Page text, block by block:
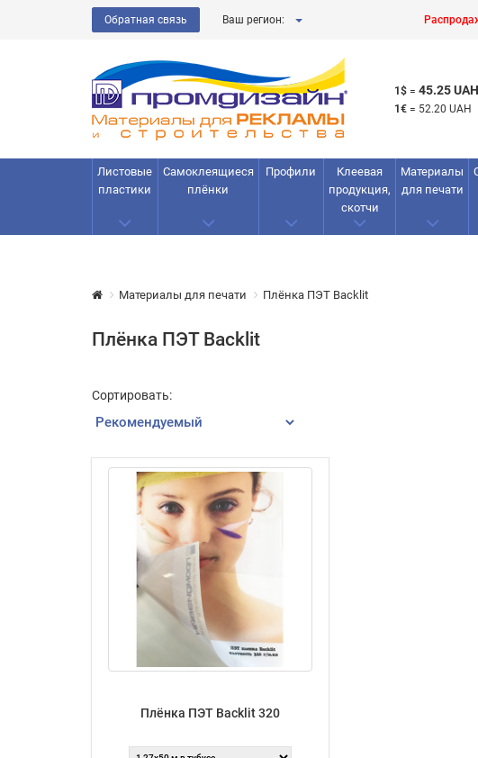
Обратная связь Ваш регион:
1$ = 45.25 UAH
1€ = 52.20 UAH
Листовые
пластики
Самоклеящиеся
плёнки
Профили
Клеевая
продукция,
скотчи
Материалы
для печати
Материалы для печати Плёнка ПЭТ Backlit
Плёнка ПЭТ Backlit
Сортировать:
Плёнка ПЭТ Backlit 320